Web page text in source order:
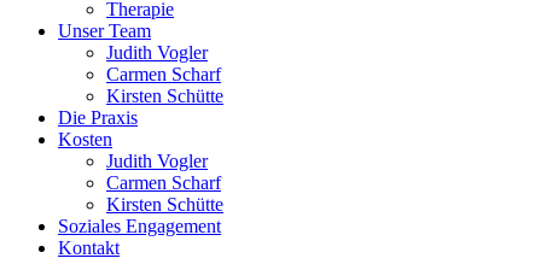
Therapie
Unser Team
Judith Vogler
Carmen Scharf
Kirsten Schütte
Die Praxis
Kosten
Judith Vogler
Carmen Scharf
Kirsten Schütte
Soziales Engagement
Kontakt